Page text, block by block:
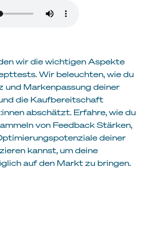
wir die wichtigen Aspekte
Wir beleuchten, wie du
und Markenpassung deiner
die Kaufbereitschaft
abschätzt. Erfahre, wie du
von Feedback Stärken,
deiner
kannst, um deine
auf den Markt zu bringen.